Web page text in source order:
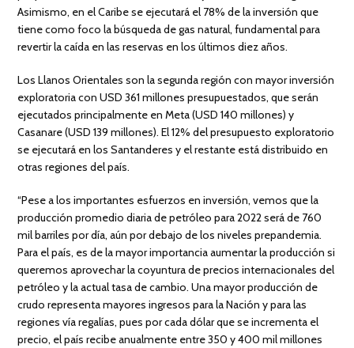
Asimismo, en el Caribe se ejecutará el 78% de la inversión que
tiene como foco la búsqueda de gas natural, fundamental para
revertir la caída en las reservas en los últimos diez años.
Los Llanos Orientales son la segunda región con mayor inversión
exploratoria con USD 361 millones presupuestados, que serán
ejecutados principalmente en Meta (USD 140 millones) y
Casanare (USD 139 millones). El 12% del presupuesto exploratorio
se ejecutará en los Santanderes y el restante está distribuido en
otras regiones del país.
“Pese a los importantes esfuerzos en inversión, vemos que la
producción promedio diaria de petróleo para 2022 será de 760
mil barriles por día, aún por debajo de los niveles prepandemia.
Para el país, es de la mayor importancia aumentar la producción si
queremos aprovechar la coyuntura de precios internacionales del
petróleo y la actual tasa de cambio. Una mayor producción de
crudo representa mayores ingresos para la Nación y para las
regiones vía regalías, pues por cada dólar que se incrementa el
precio, el país recibe anualmente entre 350 y 400 mil millones